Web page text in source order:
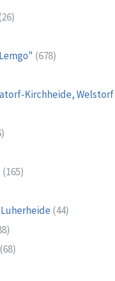
(678)
Kirchheide, Welstorf
(165)
(44)
(68)